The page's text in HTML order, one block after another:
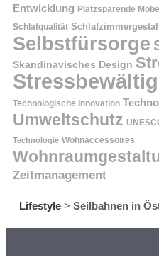
Entwicklung Platzsparende Möbel
Schlafqualität
Selbstfürsorge
Skandinavisches Design
Technologische Innovation
Umweltschutz
Technologie Wohnaccessoires
Zeitmanagement
Lifestyle > Seilbahnen in